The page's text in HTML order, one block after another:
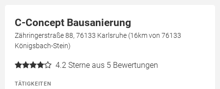
C-Concept Bausanierung
Zähringerstraße 88, 76133 Karlsruhe (16km von 76133
Königsbach-Stein)
4.2 Sterne aus 5 Bewertungen
TÄTIGKEITEN